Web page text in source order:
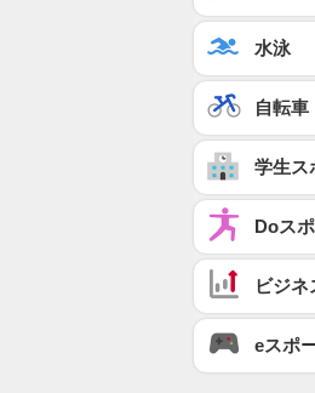
水泳
自転車
学生ス
Doス
ビジネ
eスポ